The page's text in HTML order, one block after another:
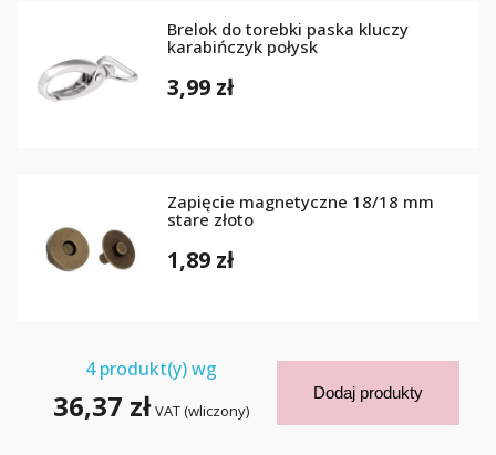
Brelok do torebki paska kluczy
karabińczyk połysk
3,99 zł
Zapięcie magnetyczne 18/18 mm
stare złoto
1,89 zł
4produkt(y) wg
36,37 zł VAT (wliczony)
Dodaj produkty